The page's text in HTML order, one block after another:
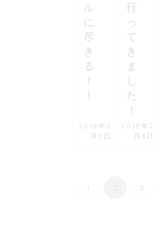
ル
に
尽
き
る
！
！
2018年2
月5日
行
っ
て
き
ま
し
た
！
2018年2
月4日
1 2 3